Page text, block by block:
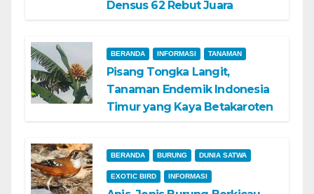
Densus 62 Rebut Juara
BERANDA INFORMASI TANAMAN
Pisang Tongka Langit,
Tanaman Endemik Indonesia
Timur yang Kaya Betakaroten
BERANDA BURUNG DUNIA SATWA
EXOTIC BIRD INFORMASI